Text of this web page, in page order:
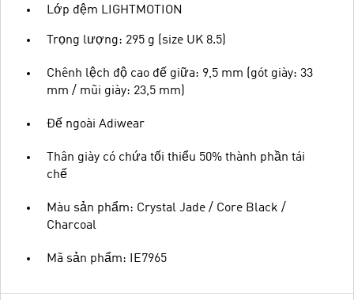
Lớp đệm LIGHTMOTION
Trọng lượng: 295 g (size UK 8.5)
Chênh lệch độ cao đế giữa: 9,5 mm (gót giày: 33
mm / mũi giày: 23,5 mm)
Đế ngoài Adiwear
Thân giày có chứa tối thiểu 50% thành phần tái
chế
Màu sản phẩm: Crystal Jade / Core Black /
Charcoal
Mã sản phẩm: IE7965